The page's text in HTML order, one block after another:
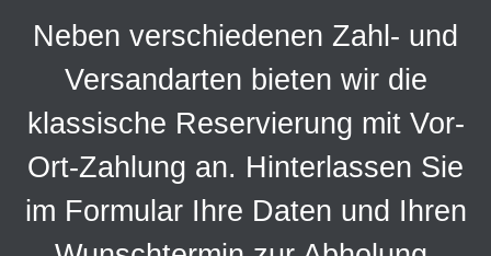
Neben verschiedenen Zahl- und
Versandarten bieten wir die
klassische Reservierung mit Vor-
Ort-Zahlung an. Hinterlassen Sie
im Formular Ihre Daten und Ihren